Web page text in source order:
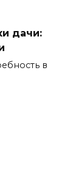
дачи:
в